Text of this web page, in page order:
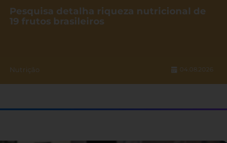
Pesquisa detalha riqueza nutricional de
19 frutos brasileiros
Nutrição 04.08.2026